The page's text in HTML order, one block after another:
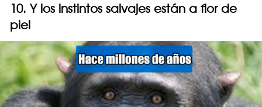
10. Y los instintos salvajes están a flor de
piel